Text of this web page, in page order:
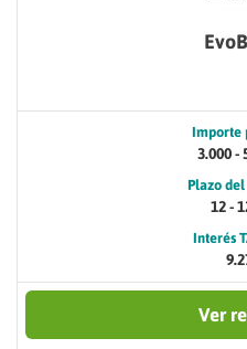
Importe
3.000 -
Plazo
12 -
Interés
Ver